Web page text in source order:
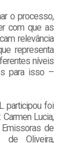
o processo,
com que as
relevância
representa
níveis
para isso –
participou foi
Lucia,
de
de Oliveira,